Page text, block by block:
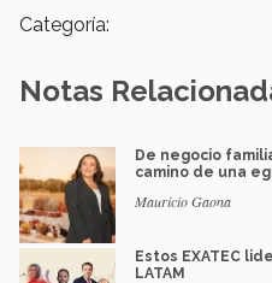
Categoría:
Notas
De negocio
camino de una
Mauricio Gaona
Estos EXATEC
LATAM